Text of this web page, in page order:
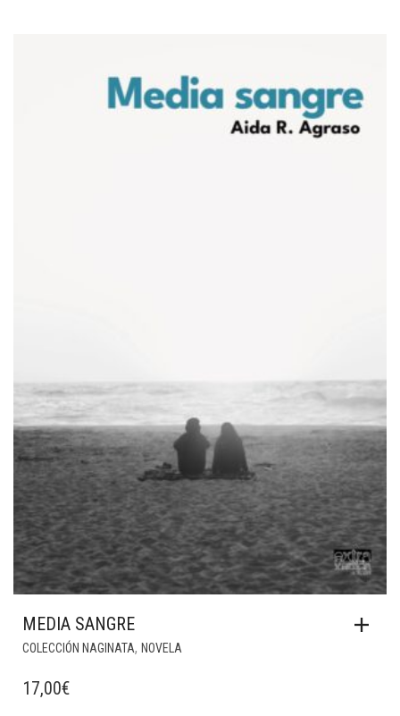
MEDIA SANGRE
COLECCIÓN NAGINATA, NOVELA
17,00€